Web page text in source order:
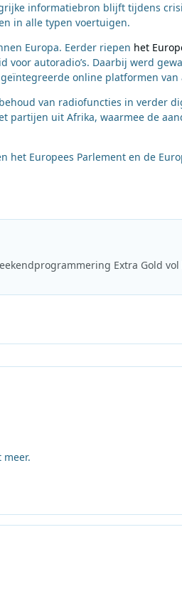
informatiebron blijft tijdens
in alle typen voertuigen.
Europa. Eerder riepen het
voor autoradio’s. Daarbij werd
online platformen
van radiofuncties in verder
partijen uit Afrika, waarmee de
Europees Parlement en de
Extra Gold